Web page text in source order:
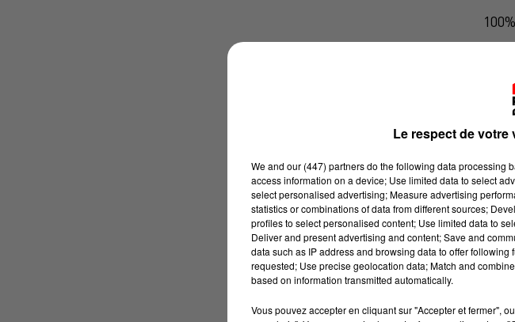
100%
Le respect de votre
We and our (447) partnersdo the following data processing
access information on a device; Use limited data to select
select personalised advertising; Measure advertising
statistics or combinations of data from different sources;
profiles to select personalised content; Use limited data to
Deliver and present advertising and content; Save and
data such as IP address and browsing data to offer
requested; Use precise geolocation data; Match and
based on information transmitted automatically.
Vous pouvez accepter en cliquant sur "Accepter et fermer",